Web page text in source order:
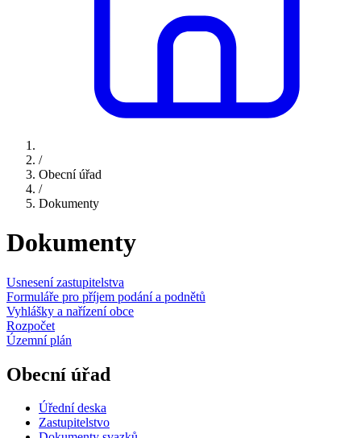
/
Obecní úřad
/
Dokumenty
Dokumenty
Usnesení zastupitelstva
Formuláře pro příjem podání a podnětů
Vyhlášky a nařízení obce
Rozpočet
Územní plán
Obecní úřad
Úřední deska
Zastupitelstvo